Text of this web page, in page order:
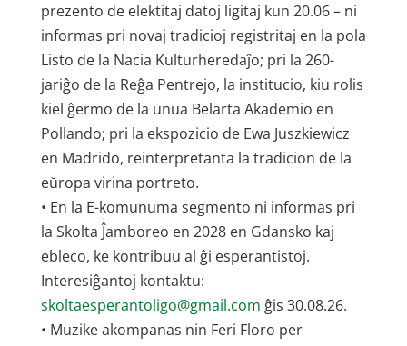
prezento de elektitaj datoj ligitaj kun 20.06 – ni
informas pri novaj tradicioj registritaj en la pola
Listo de la Nacia Kulturheredaĵo; pri la 260-
jariĝo de la Reĝa Pentrejo, la institucio, kiu rolis
kiel ĝermo de la unua Belarta Akademio en
Pollando; pri la ekspozicio de Ewa Juszkiewicz
en Madrido, reinterpretanta la tradicion de la
eŭropa virina portreto.
• En la E-komunuma segmento ni informas pri
la Skolta Ĵamboreo en 2028 en Gdansko kaj
ebleco, ke kontribuu al ĝi esperantistoj.
Interesiĝantoj kontaktu:
skoltaesperantoligo@gmail.com ĝis 30.08.26.
• Muzike akompanas nin Feri Floro per